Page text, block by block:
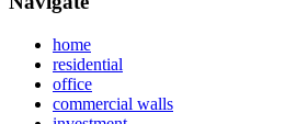
home
residential
office
commercial walls